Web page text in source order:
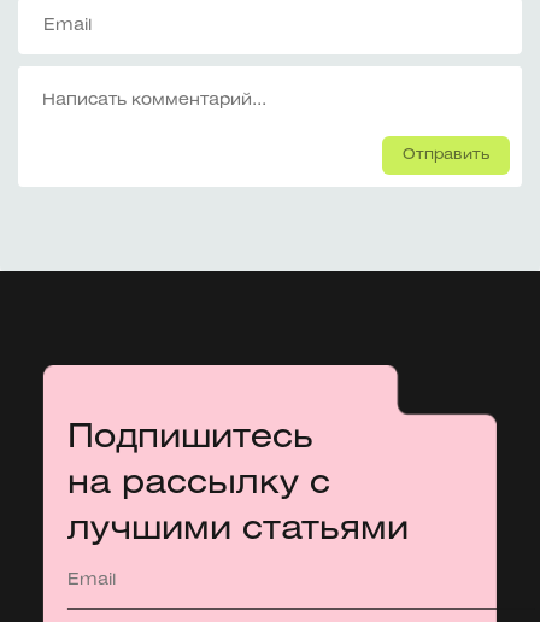
Отправить
Подпишитесь
на рассылку с
лучшими статьями